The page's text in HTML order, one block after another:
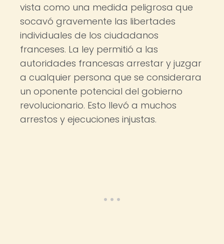
vista como una medida peligrosa que
socavó gravemente las libertades
individuales de los ciudadanos
franceses. La ley permitió a las
autoridades francesas arrestar y juzgar
a cualquier persona que se considerara
un oponente potencial del gobierno
revolucionario. Esto llevó a muchos
arrestos y ejecuciones injustas.